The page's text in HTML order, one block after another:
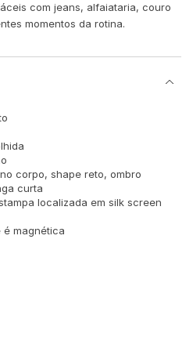
com jeans, alfaiataria, couro
momentos da rotina.
corpo, shape reto, ombro
curta
localizada em silk screen
é magnética